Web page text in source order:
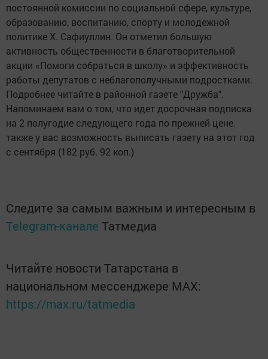
постоянной комиссии по социальной сфере, культуре,
образованию, воспитанию, спорту и молодежной
политике Х. Сафиуллин. Он отметил большую
активность общественности в благотворительной
акции «Помоги собраться в школу» и эффективность
работы депутатов с неблагополучными подростками.
Подробнее читайте в районной газете "Дружба".
Напоминаем вам о том, что идет досрочная подписка
на 2 полугодие следующего года по прежней цене.
также у вас возможность выписать газету на этот год
с сентября (182 руб. 92 коп.)
Следите за самым важным и интересным в
Telegram-канале Татмедиа
Читайте новости Татарстана в
национальном мессенджере MАХ:
https://max.ru/tatmedia